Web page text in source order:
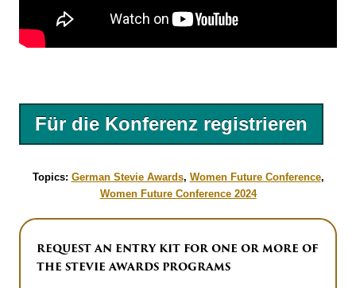
Für die Konferenz registrieren
Topics: German Stevie Awards, Women Future Conference,
Women Future Conference 2024
REQUEST AN ENTRY KIT FOR ONE OR MORE OF
THE STEVIE AWARDS PROGRAMS